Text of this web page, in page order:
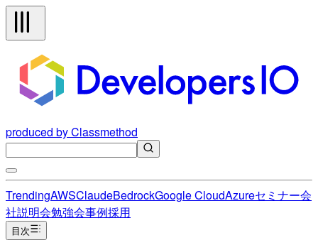
produced by Classmethod
TrendingAWSClaudeBedrockGoogle CloudAzureセミナー会
社説明会勉強会事例採用
目次